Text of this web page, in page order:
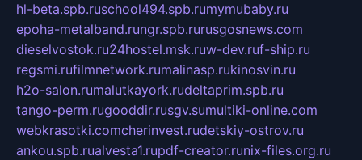
hl-beta.spb.ruschool494.spb.rumymubaby.ru
epoha-metalband.rungr.spb.rurusgosnews.com
dieselvostok.ru24hostel.msk.ruw-dev.ruf-ship.ru
regsmi.rufilmnetwork.rumalinasp.rukinosvin.ru
h2o-salon.rumalutkayork.rudeltaprim.spb.ru
tango-perm.rugooddir.rusgv.sumultiki-online.com
webkrasotki.comcherinvest.rudetskiy-ostrov.ru
ankou.spb.rualvesta1.rupdf-creator.runix-files.org.ru